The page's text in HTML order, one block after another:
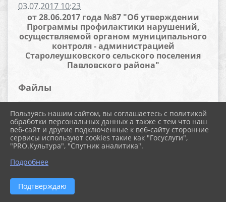
03.07.2017 10:23
от 28.06.2017 года №87 "Об утверждении
Программы профилактики нарушений,
осуществляемой органом муниципального
контроля - администрацией
Старолеушковского сельского поселения
Павловского района"
Файлы
Скачать файл (282.0 KiB)
Пользуясь нашим сайтом, вы соглашаетесь с политикой
обработки персональных данных а также с тем что наш
веб-сайт и другие подключенные к веб-сайту сторонние
сервисы используют cookies такие как "Госуслуги",
"PRO.Культура", "Спутник аналитика".
Подробнее
Подтверждаю